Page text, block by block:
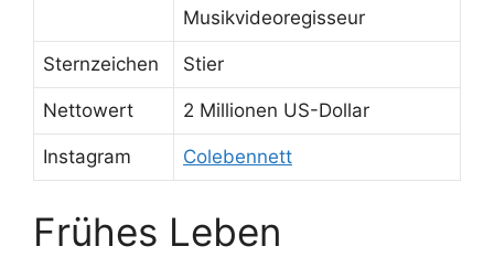
Musikvideoregisseur
Sternzeichen Stier
Nettowert 2 Millionen US-Dollar
Instagram Colebennett
Frühes Leben